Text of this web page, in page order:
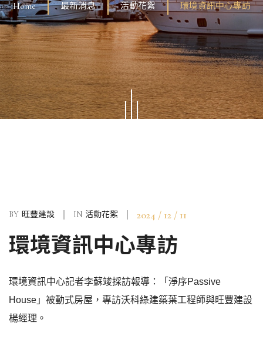
Home 最新消息 活動花絮 環境資訊中心專訪
BY 旺豐建設 IN 活動花絮 2024 / 12 / 11
環境資訊中心專訪
環境資訊中心記者李蘇竣採訪報導：「淨序Passive
House」被動式房屋，專訪沃科綠建築葉工程師與旺豐建設
楊經理。